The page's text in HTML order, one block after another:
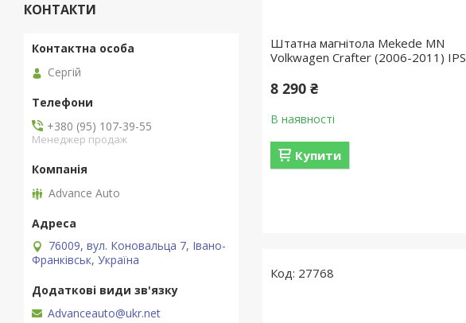
Штатна магнітола Mekede MN
Volkwagen Crafter (2006-2011) IPS
8 290 ₴
В наявності
Купити
27768
КОНТАКТИ
Сергій
+380 (95) 107-39-55
Менеджер продаж
Advance Auto
76009, вул. Коновальца 7, Івано-
Франківськ, Україна
Advanceauto@ukr.net